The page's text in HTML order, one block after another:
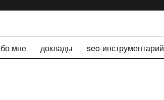
мне доклады seo-инструментарий